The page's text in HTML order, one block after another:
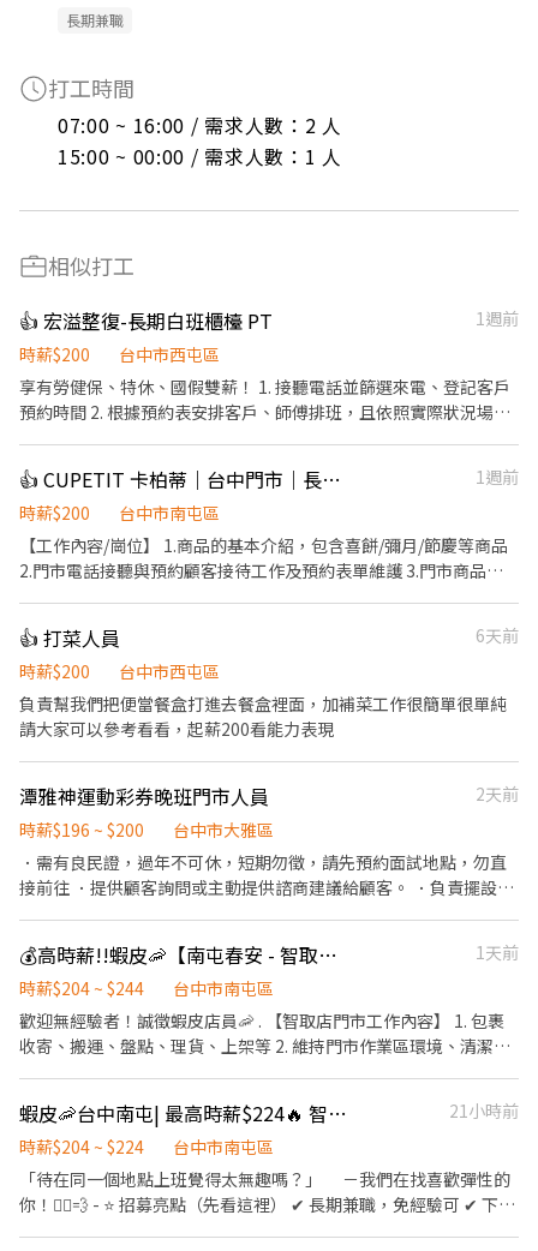
長期兼職
打工時間
07:00 ~ 16:00 / 需求人數：2 人
15:00 ~ 00:00 / 需求人數：1 人
相似打工
👍 宏溢整復-長期白班櫃檯 PT
1週前
時薪$200
台中市西屯區
享有勞健保、特休、國假雙薪！ 1. 接聽電話並篩選來電、登記客戶
預約時間 2. 根據預約表安排客戶、師傅排班，且依照實際狀況場控
夠依客戶需求介紹付款方式、入會優惠 7. 協助計算師傅業績、庫存
整理及叫貨、文書庶務 8. 大廳公共空間維護整齊乾淨、備品補充 9.
能互相溝通協調、配合工作 10. 協助主管交辦的辦公業務 * 可配合公
司營業所需之排班及天數，短期勿試 （ 每月排班約 20～23天，遇
態度佳 * 需能專心這份工作，不因其他工作影響 * 需細心、能觀察
客戶需求與人應對進退
👍 CUPETIT 卡柏蒂｜台中門市｜長期周末PT
1週前
時薪$200
台中市南屯區
【工作內容/崗位】 1.商品的基本介紹，包含喜餅/彌月/節慶等商品
2.門市電話接聽與預約顧客接待工作及預約表單維護 3.門市商品陳
0.5小時，滿9小時扣1小時 • 會依門市實際狀況做排班調整 6. 勞健
保 •以當天上班做勞健保投保，已有健保可部投保 *歡迎具有活
力、親切笑容的夥伴加入! **加入我們的原因** 1.門店提供免費茶
飲、甜點 2.員購商品優惠(部分商品線折扣優惠) 3.三節節慶禮盒與夥
伴 1.鍾情於甜點，喜歡與人互動，具有處理問題能力 2.細心、認
真、負責、替人著想且喜歡與團隊合作 3.有服務業接待相關經驗者
👍 打菜人員
6天前
時薪$200
台中市西屯區
負責幫我們把便當餐盒打進去餐盒裡面，加補菜工作很簡單很單純
請大家可以參考看看，起薪200看能力表現
潭雅神運動彩券晚班門市人員
2天前
時薪$196 ~ $200
台中市大雅區
．需有良民證，過年不可休，短期勿徵，請先預約面試地點，勿直
接前往 ．提供顧客詢問或主動提供諮商建議給顧客。 ．負責擺設商
顧客成交後之包裝、收款、交付商品、開發票或收據。 ．負責在當
天結束營業前，統計銷售情形、盤點貨品存量及撰寫當日業務報
表。 .負責一般文書資料處理工作。 ．協助主管及專業人員處理一般
行政業務。 ．負責公司文件檔案的建立及歸檔工作 ．負責辦公室零
💰高時薪!!蝦皮🦐【南屯春安 - 智取店】#兼職 #蝦皮
1天前
時薪$204 ~ $244
台中市南屯區
歡迎無經驗者！誠徵蝦皮店員🦐 . 【智取店門市工作內容】 1. 包裹
收寄、搬運、盤點、理貨、上架等 2. 維持門市作業區環境、清潔維
調整 5. 偶爾須配合鄰近有人店門市支援 . 【早班兼職】07:00-12:00
(早班彈性7:00-8:30間可到班~~ 下班時間也彈性延後) - 【晚班兼
職】17:30~18:30 至 22:30 以上需要選擇一個時段上✨ . 【薪資計
算】 💰早班時薪$196+$津貼=$204 / 💰晚班時薪$196+$津貼=$224 /
蝦皮🦐台中南屯| 最高時薪$224🔥 智取店 #蝦皮店到店 #免經驗可
21小時前
時薪$204 ~ $224
台中市南屯區
「待在同一個地點上班覺得太無趣嗎？」 －我們在找喜歡彈性的
你！🏃‍♀️💨 - ⭐ 招募亮點（先看這裡） ✔ 長期兼職，免經驗可 ✔ 下課